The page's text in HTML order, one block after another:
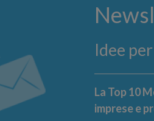
Idee
La Top 10
imprese e